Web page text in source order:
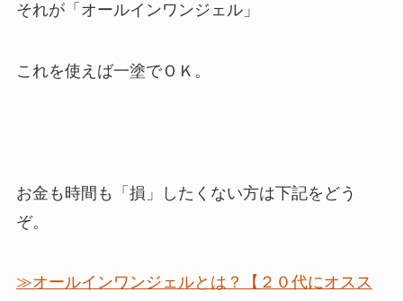
それが「オールインワンジェル」
これを使えば一塗でＯＫ。
お金も時間も「損」したくない方は下記をどう
ぞ。
≫オールインワンジェルとは？【２０代にオスス